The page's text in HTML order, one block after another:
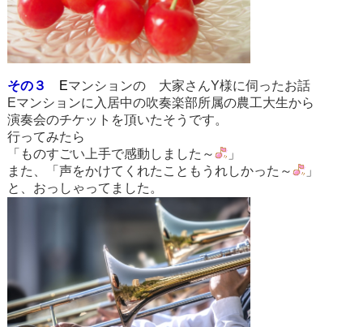
その３ Eマンションの大家さんY様に伺ったお話
Eマンションに入居中の吹奏楽部所属の農工大生から
演奏会のチケットを頂いたそうです。
行ってみたら
「ものすごい上手で感動しました～
」
また、「声をかけてくれたこともうれしかった～
」
と、おっしゃってました。